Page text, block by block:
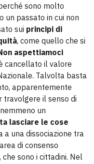
sono molto
un passato in cui non
sui principi di
, come quello che si
aspettiamoci
cancellato il valore
Talvolta basta
apparentemente
travolgere il senso di
un
lasciare le cose
a una dissociazione tra
di consenso
sono i cittadini. Nel